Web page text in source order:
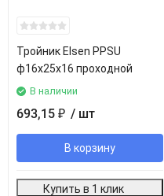
Тройник Elsen PPSU
ф16х25х16 проходной
В наличии
693,15 ₽ / шт
В корзину
Купить в 1 клик